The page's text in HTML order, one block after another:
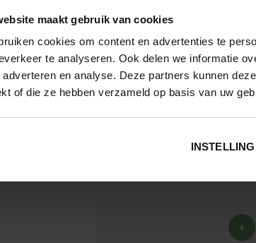
maakt gebruik van cookies
cookies om content en advertenties te
te analyseren. Ook delen we informatie
adverteren en analyse. Deze partners kunnen
of die ze hebben verzameld op basis van uw
Magnolia denudata
Purpurascens | boompje
Dakvorm